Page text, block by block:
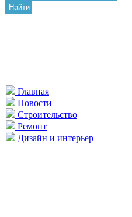
Найти
Главная
Новости
Строительство
Ремонт
Дизайн и интерьер